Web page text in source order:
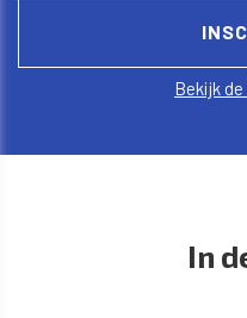
Bekijk
In